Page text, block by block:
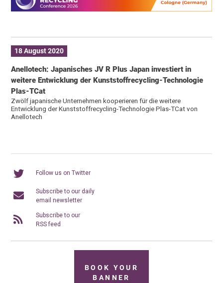
18 August 2020
Anellotech: Japanisches JV R Plus Japan investiert in
weitere Entwicklung der Kunststoffrecycling-Technologie
Plas-TCat
Zwölf japanische Unternehmen kooperieren für die weitere
Entwicklung der Kunststoffrecycling-Technologie Plas-TCat von
Anellotech
Follow us on Twitter
Subscribe to our daily
email newsletter
Subscribe to our
RSS feed
BOOK YOUR
BANNER